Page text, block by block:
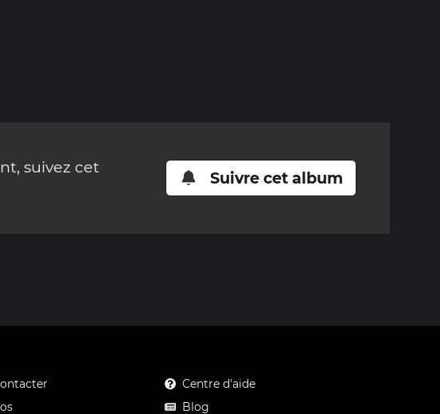
suivez cet
Suivre cet album
Centre d'aide
Blog